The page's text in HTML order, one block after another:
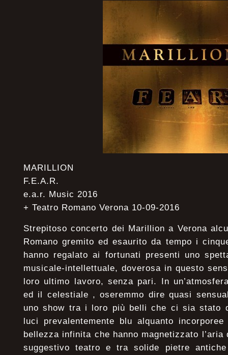
MARILLION
F.E.A.R.
e.a.r. Music 2016
+ Teatro Romano Verona 10-09-2016
Strepitoso concerto dei Marillion a Verona
Romano gremito ed esaurito da tempo i
hanno regalato ai fortunati presenti uno
musicale-intellettuale, doverosa in questo
loro ultimo lavoro, senza pari. In
ed il celestiale , oseremmo dire quasi
uno show tra i loro più belli che ci sia stato
luci prevalentemente blu alquanto
bellezza infinita che hanno magnetizzato
suggestivo teatro e tra solide pietre